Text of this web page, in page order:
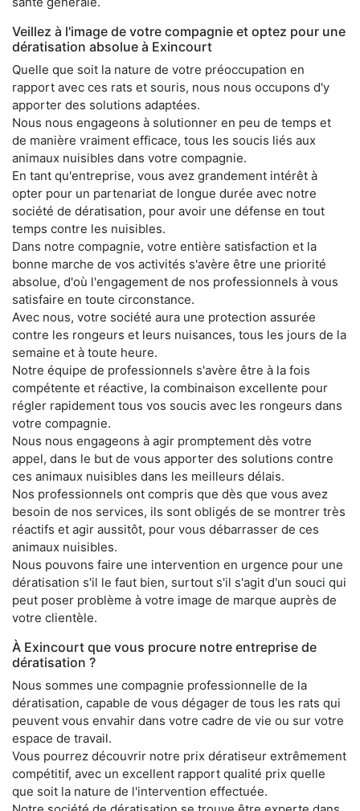
Veillez à l'image de votre compagnie et optez pour une
dératisation absolue à Exincourt
Quelle que soit la nature de votre préoccupation en
rapport avec ces rats et souris, nous nous occupons d'y
apporter des solutions adaptées.
Nous nous engageons à solutionner en peu de temps et
de manière vraiment efficace, tous les soucis liés aux
animaux nuisibles dans votre compagnie.
En tant qu'entreprise, vous avez grandement intérêt à
opter pour un partenariat de longue durée avec notre
société de dératisation, pour avoir une défense en tout
temps contre les nuisibles.
Dans notre compagnie, votre entière satisfaction et la
bonne marche de vos activités s'avère être une priorité
absolue, d'où l'engagement de nos professionnels à vous
satisfaire en toute circonstance.
Avec nous, votre société aura une protection assurée
contre les rongeurs et leurs nuisances, tous les jours de la
semaine et à toute heure.
Notre équipe de professionnels s'avère être à la fois
compétente et réactive, la combinaison excellente pour
régler rapidement tous vos soucis avec les rongeurs dans
votre compagnie.
Nous nous engageons à agir promptement dès votre
appel, dans le but de vous apporter des solutions contre
ces animaux nuisibles dans les meilleurs délais.
Nos professionnels ont compris que dès que vous avez
besoin de nos services, ils sont obligés de se montrer très
réactifs et agir aussitôt, pour vous débarrasser de ces
animaux nuisibles.
Nous pouvons faire une intervention en urgence pour une
dératisation s'il le faut bien, surtout s'il s'agit d'un souci qui
peut poser problème à votre image de marque auprès de
votre clientèle.
À Exincourt que vous procure notre entreprise de
dératisation ?
Nous sommes une compagnie professionnelle de la
dératisation, capable de vous dégager de tous les rats qui
peuvent vous envahir dans votre cadre de vie ou sur votre
espace de travail.
Vous pourrez découvrir notre prix dératiseur extrêmement
compétitif, avec un excellent rapport qualité prix quelle
que soit la nature de l'intervention effectuée.